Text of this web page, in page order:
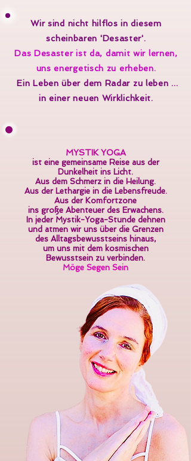
Wir sind nicht hilflos in diesem
scheinbaren 'Desaster'.
Das Desaster ist da, damit wir lernen,
uns energetisch zu erheben.
Ein Leben über dem Radar zu leben ...
in einer neuen Wirklichkeit.
MYSTIK YOGA
ist eine gemeinsame Reise aus der
Dunkelheit ins Licht.
Aus dem Schmerz in die Heilung.
Aus der Lethargie in die Lebensfreude.
Aus der Komfortzone
ins große Abenteuer des Erwachens.
In jeder Mystik-Yoga-Stunde dehnen
und atmen wir uns über die Grenzen
des Alltagsbewusstseins hinaus,
um uns mit dem kosmischen
Bewusstsein zu verbinden.
Möge Segen Sein